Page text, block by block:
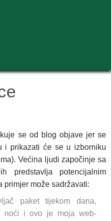
se od blog objave jer se
i prikazati će se u izborniku
Većina ljudi započinje sa
predstavlja potencijalnim
primjer može sadržavati:
paket tijekom dana,
noći i ovo je moja web-